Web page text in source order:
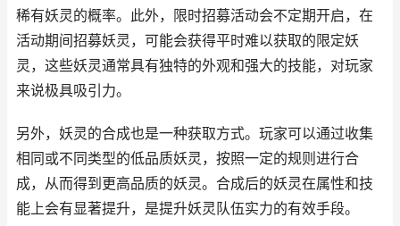
稀有妖灵的概率。此外，限时招募活动会不定期开启，在
活动期间招募妖灵，可能会获得平时难以获取的限定妖
灵，这些妖灵通常具有独特的外观和强大的技能，对玩家
来说极具吸引力。
另外，妖灵的合成也是一种获取方式。玩家可以通过收集
相同或不同类型的低品质妖灵，按照一定的规则进行合
成，从而得到更高品质的妖灵。合成后的妖灵在属性和技
能上会有显著提升，是提升妖灵队伍实力的有效手段。